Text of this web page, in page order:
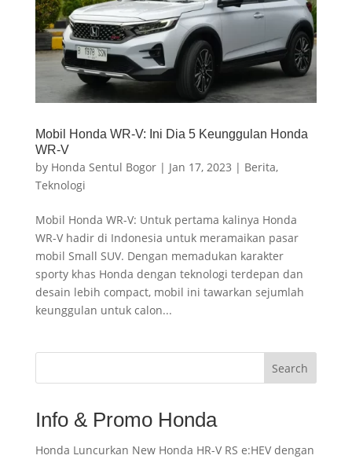
Mobil Honda WR-V: Ini Dia 5 Keunggulan Honda
WR-V
by Honda Sentul Bogor| Jan 17, 2023 | Berita,
Teknologi
Mobil Honda WR-V: Untuk pertama kalinya Honda
WR-V hadir di Indonesia untuk meramaikan pasar
mobil Small SUV. Dengan memadukan karakter
sporty khas Honda dengan teknologi terdepan dan
desain lebih compact, mobil ini tawarkan sejumlah
keunggulan untuk calon...
Search
Info & Promo Honda
Honda Luncurkan New Honda HR-V RS e:HEV dengan